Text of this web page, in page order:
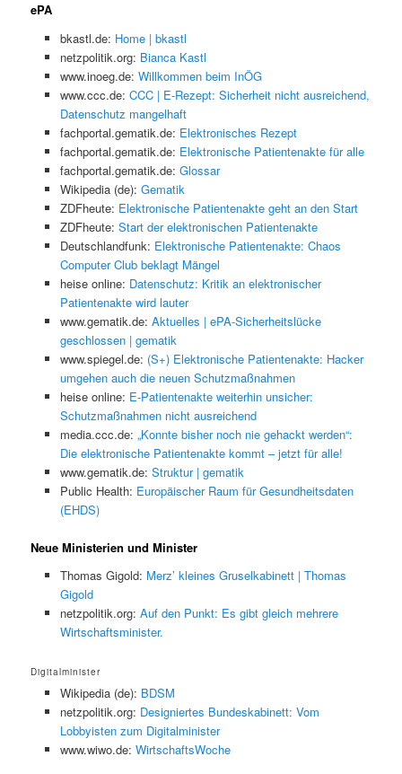
ePA
bkastl.de: Home | bkastl
netzpolitik.org: Bianca Kastl
www.inoeg.de: Willkommen beim InÖG
www.ccc.de: CCC | E-Rezept: Sicherheit nicht ausreichend,
Datenschutz mangelhaft
fachportal.gematik.de: Elektronisches Rezept
fachportal.gematik.de: Elektronische Patientenakte für alle
fachportal.gematik.de: Glossar
Wikipedia (de): Gematik
ZDFheute: Elektronische Patientenakte geht an den Start
ZDFheute: Start der elektronischen Patientenakte
Deutschlandfunk: Elektronische Patientenakte: Chaos
Computer Club beklagt Mängel
heise online: Datenschutz: Kritik an elektronischer
Patientenakte wird lauter
www.gematik.de: Aktuelles | ePA-Sicherheitslücke
geschlossen | gematik
www.spiegel.de: (S+) Elektronische Patientenakte: Hacker
umgehen auch die neuen Schutzmaßnahmen
heise online: E-Patientenakte weiterhin unsicher:
Schutzmaßnahmen nicht ausreichend
media.ccc.de: „Konnte bisher noch nie gehackt werden“:
Die elektronische Patientenakte kommt – jetzt für alle!
www.gematik.de: Struktur | gematik
Public Health: Europäischer Raum für Gesundheitsdaten
(EHDS)
Neue Ministerien und Minister
Thomas Gigold: Merz’ kleines Gruselkabinett | Thomas
Gigold
netzpolitik.org: Auf den Punkt: Es gibt gleich mehrere
Wirtschaftsminister.
Digitalminister
Wikipedia (de): BDSM
netzpolitik.org: Designiertes Bundeskabinett: Vom
Lobbyisten zum Digitalminister
www.wiwo.de: WirtschaftsWoche